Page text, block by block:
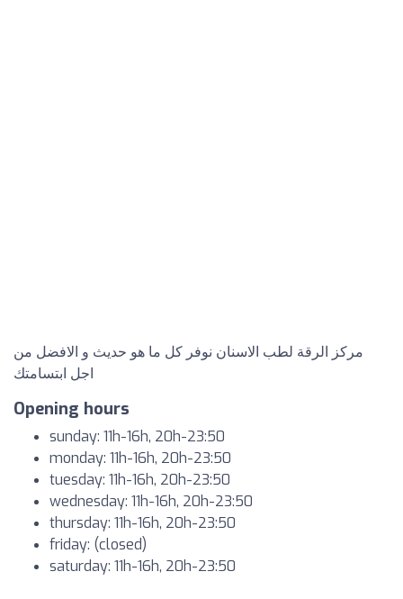
مركز الرقة لطب الاسنان نوفر كل ما هو حديث و الافضل من
اجل ابتسامتك
Opening hours
sunday: 11h-16h, 20h-23:50
monday: 11h-16h, 20h-23:50
tuesday: 11h-16h, 20h-23:50
wednesday: 11h-16h, 20h-23:50
thursday: 11h-16h, 20h-23:50
friday: (closed)
saturday: 11h-16h, 20h-23:50